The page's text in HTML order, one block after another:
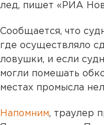
лед, пишет «РИА
Сообщается, что
где осуществляло
ловушки, и если
могли помешать
местах промысла
Напомним, траулер